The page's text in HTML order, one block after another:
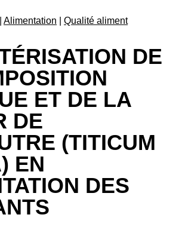
Alimentation Qualité aliment
DE
ET DE LA
DE
(TITICUM
EN
DES